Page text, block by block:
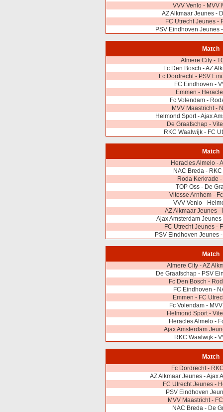
VVV Venlo - MVV
AZ Alkmaar Jeunes -
FC Utrecht Jeunes -
PSV Eindhoven Jeunes
Match
Almere City -
Fc Den Bosch - AZ
Fc Dordrecht - PSV
FC Eindhoven -
Emmen -
Fc Volendam -
MVV Maastricht -
Helmond Sport - Ajax
De Graafschap -
RKC Waalwijk - FC
Match
Heracles Almelo -
NAC Breda -
Roda Kerkrade
TOP Oss - De
Vitesse Arnhem -
VVV Venlo -
AZ Alkmaar Jeunes -
Ajax Amsterdam
FC Utrecht Jeunes -
PSV Eindhoven Jeunes
Match
Almere City - AZ
De Graafschap - PSV
Fc Den Bosch -
FC Eindhoven -
Emmen - FC
Fc Volendam -
Helmond Sport -
Heracles Almelo -
Ajax Amsterdam
RKC Waalwijk -
Match
Fc Dordrecht -
AZ Alkmaar Jeunes - Ajax
FC Utrecht Jeunes -
PSV Eindhoven
MVV Maastricht -
NAC Breda - De